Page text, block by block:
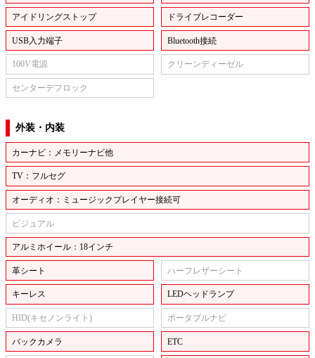
アイドリングストップ ドライブレコーダー
USB入力端子 Bluetooth接続
100V電源 クリーンディーゼル
センターデフロック
外装・内装
カーナビ：メモリーナビ他
TV：フルセグ
オーディオ：ミュージックプレイヤー接続可
ビジュアル
アルミホイール：18インチ
革シート ハーフレザーシート
キーレス LEDヘッドランプ
HID(キセノンライト) ポータブルナビ
バックカメラ ETC